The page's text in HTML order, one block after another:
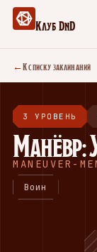
Клуб DnD
←К списку заклинаний
3 УРОВЕНЬ
Манёвр:
MANEUVER-
Воин